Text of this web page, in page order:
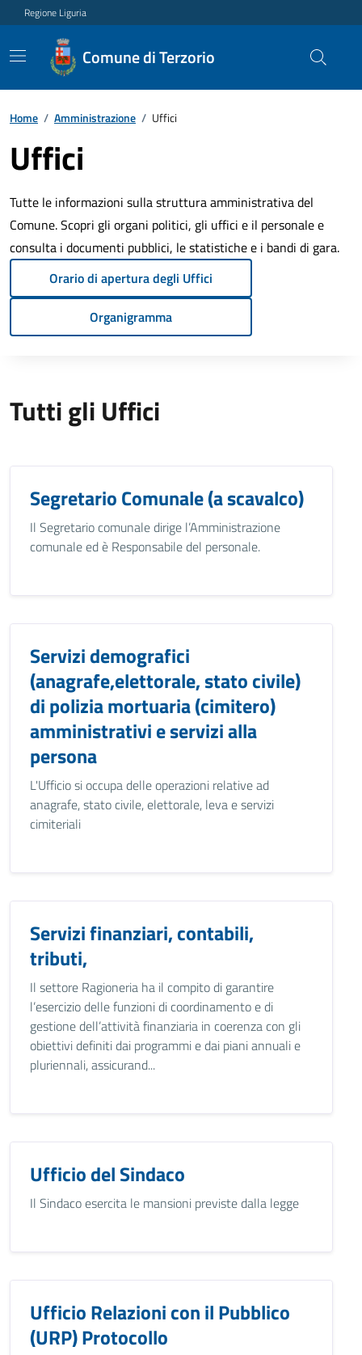
Regione Liguria
Comune di Terzorio
Home / Amministrazione / Uffici
Uffici
Tutte le informazioni sulla struttura amministrativa del
Comune. Scopri gli organi politici, gli uffici e il personale e
consulta i documenti pubblici, le statistiche e i bandi di gara.
Orario di apertura degli Uffici
Organigramma
Tutti gli Uffici
Segretario Comunale (a scavalco)
Il Segretario comunale dirige l’Amministrazione
comunale ed è Responsabile del personale.
Servizi demografici
(anagrafe,elettorale, stato civile)
di polizia mortuaria (cimitero)
amministrativi e servizi alla
persona
L'Ufficio si occupa delle operazioni relative ad
anagrafe, stato civile, elettorale, leva e servizi
cimiteriali
Servizi finanziari, contabili,
tributi,
Il settore Ragioneria ha il compito di garantire
l’esercizio delle funzioni di coordinamento e di
gestione dell’attività finanziaria in coerenza con gli
obiettivi definiti dai programmi e dai piani annuali e
pluriennali, assicurand...
Ufficio del Sindaco
Il Sindaco esercita le mansioni previste dalla legge
Ufficio Relazioni con il Pubblico
(URP) Protocollo